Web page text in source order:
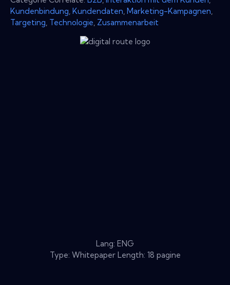
Kundenbindung Kundendaten Marketing-Kampagnen
Targeting Technologie Zusammenarbeit
Lang: ENG
Type: Whitepaper Length: 18 pagine